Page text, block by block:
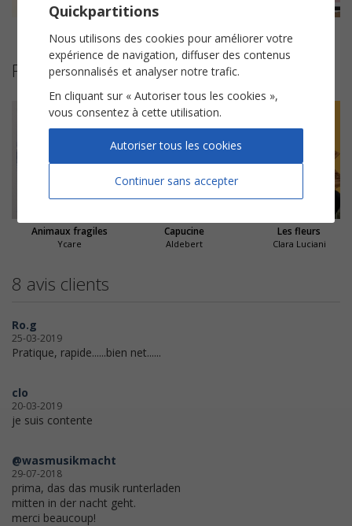
Partitions suggérées
Animaux fragiles
Ycare
Capucine
Aldebert
Les fleurs
Clara Luciani
8 avis clients
Ro.g
25-03-2019
Pratique, rapide......bien net......
clo
20-03-2019
je suis contente
@wasmusikmacht
29-07-2018
prima, das das musik runterladen
mitten in der nacht geht.
merci beaucoup!
Quickpartitions
Nous utilisons des cookies pour améliorer votre
expérience de navigation, diffuser des contenus
personnalisés et analyser notre trafic.
En cliquant sur « Autoriser tous les cookies »,
vous consentez à cette utilisation.
Continuer sans accepter
Autoriser tous les cookies